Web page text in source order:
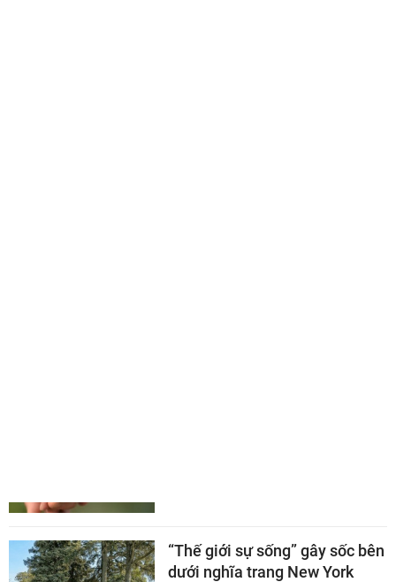
“Thế giới sự sống” gây sốc bên
dưới nghĩa trang New York